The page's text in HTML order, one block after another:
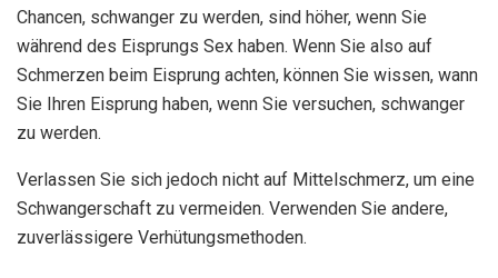
Chancen, schwanger zu werden, sind höher, wenn Sie
während des Eisprungs Sex haben. Wenn Sie also auf
Schmerzen beim Eisprung achten, können Sie wissen, wann
Sie Ihren Eisprung haben, wenn Sie versuchen, schwanger
zu werden.
Verlassen Sie sich jedoch nicht auf Mittelschmerz, um eine
Schwangerschaft zu vermeiden. Verwenden Sie andere,
zuverlässigere Verhütungsmethoden.